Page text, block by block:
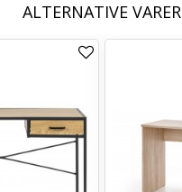
ALTERNATIVE VARER